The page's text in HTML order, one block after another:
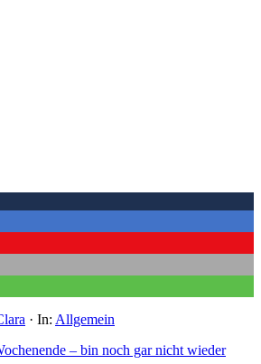
· In: Allgemein
– bin noch gar nicht wieder